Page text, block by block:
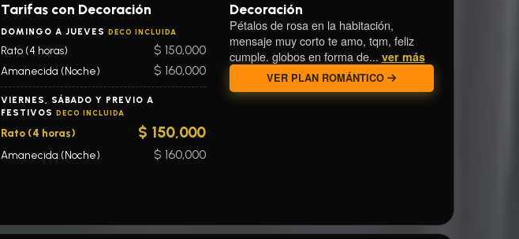
Tarifas con Decoración
DOMINGO A JUEVES DECO INCLUIDA
Rato (4 horas) $ 150,000
Amanecida (Noche) $ 160,000
VIERNES, SÁBADO Y PREVIO A
FESTIVOS DECO INCLUIDA
Rato (4 horas) $ 150,000
Amanecida (Noche) $ 160,000
Decoración
Pétalos de rosa en la habitación,
mensaje muy corto te amo, tqm, feliz
cumple. globos en forma de... ver más
VER PLAN ROMÁNTICO